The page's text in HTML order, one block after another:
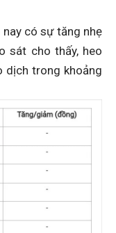
có sự tăng nhẹ
sát cho thấy, heo
dịch trong khoảng